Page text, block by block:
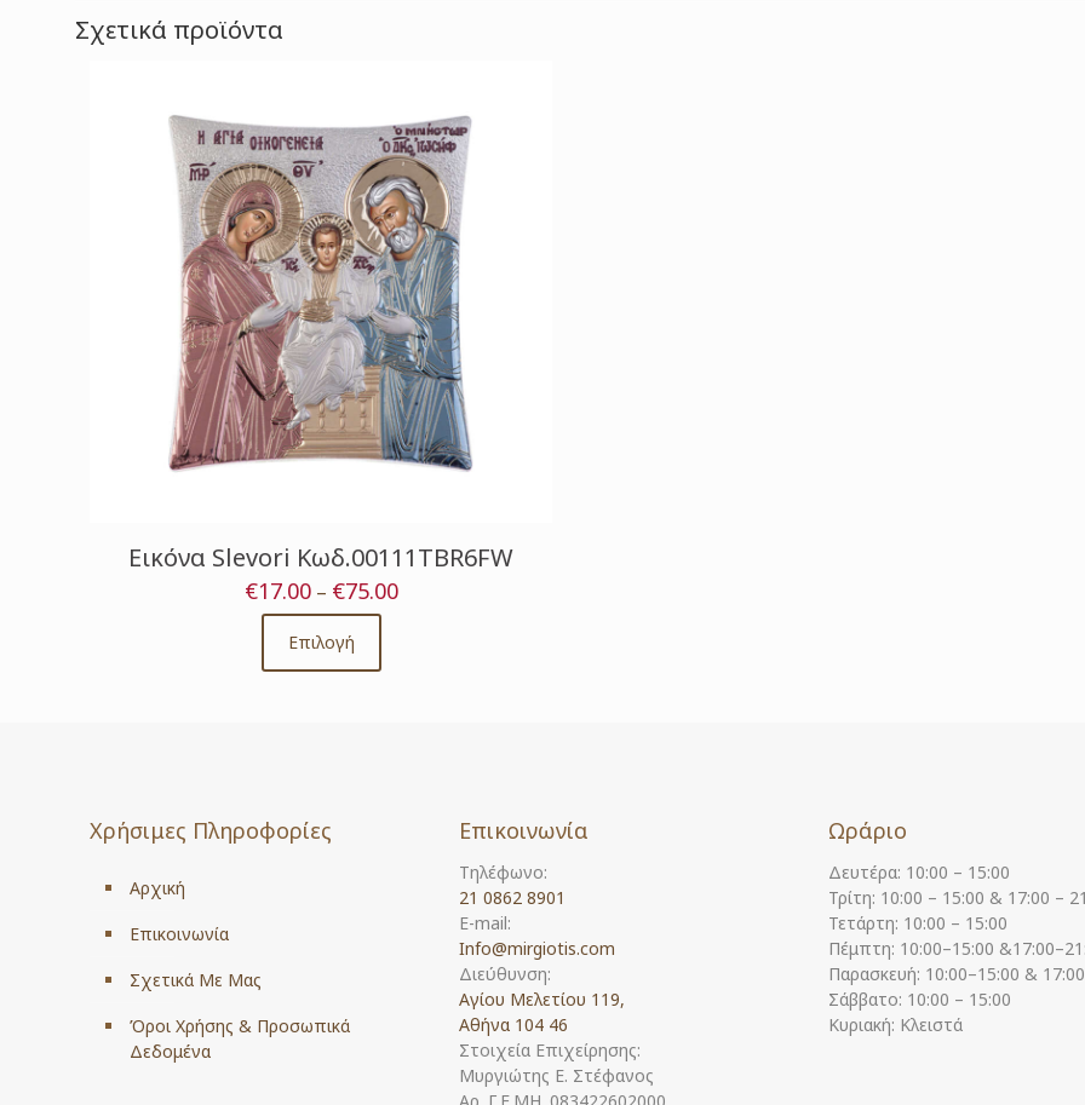
Σχετικά προϊόντα
Εικόνα Slevori Κωδ.00111TBR6FW
€17.00 – €75.00Price
Επιλογή
This
product
may
page
Χρήσιμες Πληροφορίες
Αρχική
Επικοινωνία
Σχετικά Με Μας
Όροι Χρήσης & Προσωπικά
Δεδομένα
Επικοινωνία
Τηλέφωνο:
21 0862 8901
E-mail:
Info@mirgiotis.com
Διεύθυνση:
Αγίου Μελετίου 119,
Αθήνα 104 46
Στοιχεία Επιχείρησης:
Μυργιώτης Ε. Στέφανος
Αρ. Γ.Ε.ΜΗ. 083422602000
Ωράριο
Δευτέρα: 10:00 – 15:00
Τρίτη: 10:00 – 15:00 & 17:00 –
Τετάρτη: 10:00 – 15:00
Πέμπτη: 10:00–15:00
Παρασκευή: 10:00–15:00 &
Σάββατο: 10:00 – 15:00
Κυριακή: Κλειστά